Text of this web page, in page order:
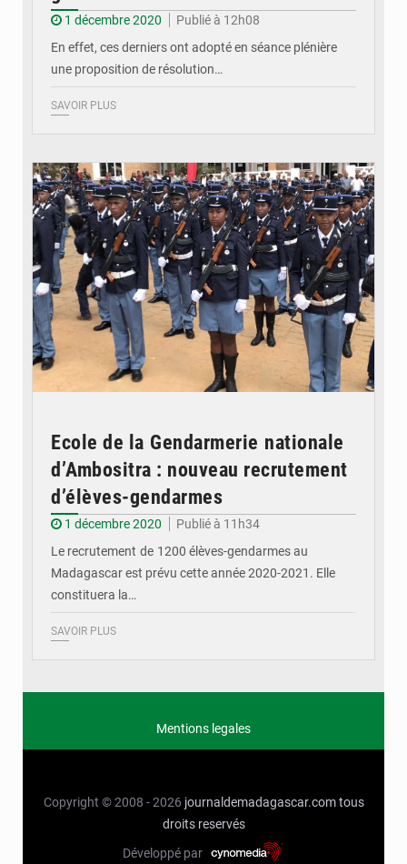
1 décembre 2020
Publié à 12h08
En effet, ces derniers ont adopté en séance plénière
une proposition de résolution…
SAVOIR PLUS
Ecole de la Gendarmerie nationale
d’Ambositra : nouveau recrutement
d’élèves-gendarmes
1 décembre 2020
Publié à 11h34
Le recrutement de 1200 élèves-gendarmes au
Madagascar est prévu cette année 2020-2021. Elle
constituera la…
SAVOIR PLUS
Mentions legales
Copyright © 2008 - 2026 journaldemadagascar.com tous
droits reservés
Développé par